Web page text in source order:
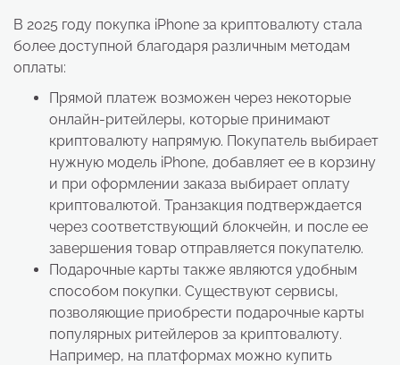
В 2025 году покупка iPhone за криптовалюту стала
более доступной благодаря различным методам
оплаты:
Прямой платеж возможен через некоторые
онлайн-ритейлеры, которые принимают
криптовалюту напрямую. Покупатель выбирает
нужную модель iPhone, добавляет ее в корзину
и при оформлении заказа выбирает оплату
криптовалютой. Транзакция подтверждается
через соответствующий блокчейн, и после ее
завершения товар отправляется покупателю.
Подарочные карты также являются удобным
способом покупки. Существуют сервисы,
позволяющие приобрести подарочные карты
популярных ритейлеров за криптовалюту.
Например, на платформах можно купить